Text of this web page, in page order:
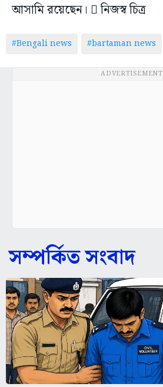
আসামি রয়েছেন।  নিজস্ব চিত্র
#Bengali news #bartaman news
ADVERTISEMENT
সম্পর্কিত সংবাদ